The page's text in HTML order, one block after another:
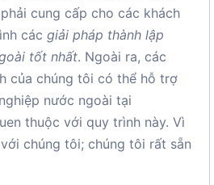
cung cấp cho các khách
các giải pháp thành lập
tốt nhất. Ngoài ra, các
của chúng tôi có thể hỗ trợ
nước ngoài tại
thuộc với quy trình này. Vì
chúng tôi; chúng tôi rất sẵn